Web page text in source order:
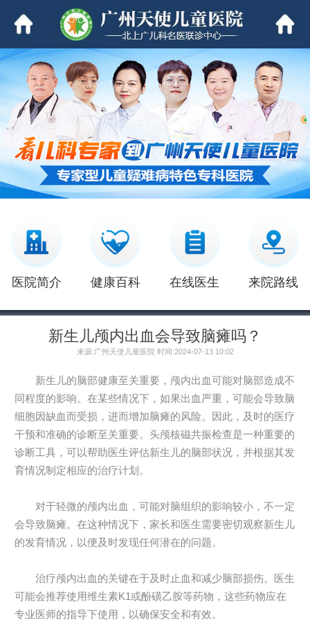
医院简介 健康百科 在线医生 来院路线
新生儿颅内出血会导致脑瘫吗？
来源:广州天使儿童医院 时间:2024-07-13 10:02
新生儿的脑部健康至关重要，颅内出血可能对脑部造成不
同程度的影响。在某些情况下，如果出血严重，可能会导致脑
细胞因缺血而受损，进而增加脑瘫的风险。因此，及时的医疗
干预和准确的诊断至关重要。头颅核磁共振检查是一种重要的
诊断工具，可以帮助医生评估新生儿的脑部状况，并根据其发
育情况制定相应的治疗计划。
对于轻微的颅内出血，可能对脑组织的影响较小，不一定
会导致脑瘫。在这种情况下，家长和医生需要密切观察新生儿
的发育情况，以便及时发现任何潜在的问题。
治疗颅内出血的关键在于及时止血和减少脑部损伤。医生
可能会推荐使用维生素K1或酚磺乙胺等药物，这些药物应在
专业医师的指导下使用，以确保安全和有效。